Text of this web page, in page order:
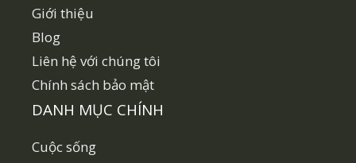
Giới thiệu
Blog
Liên hệ với chúng tôi
Chính sách bảo mật
DANH MỤC CHÍNH
Cuộc sống